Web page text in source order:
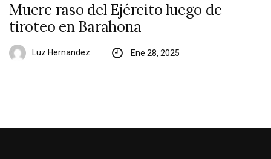
Muere raso del Ejército luego de
tiroteo en Barahona
Luz Hernandez Ene 28, 2025